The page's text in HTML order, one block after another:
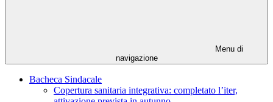
Menu di
navigazione
Bacheca Sindacale
Copertura sanitaria integrativa: completato l’iter,